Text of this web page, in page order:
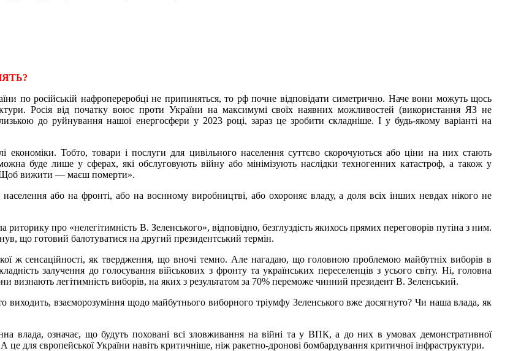
по російській нафропереробці не припиняться, то рф почне відповідати симетрично. Наче вони можуть щось
Росія від початку воює проти України на максимумі своїх наявних можливостей (використання ЯЗ не
до руйнування нашої енергосфери у 2023 році, зараз це зробити складніше. І у будь-якому варіанті на
економіки. Тобто, товари і послуги для цивільного населення суттєво скорочуються або ціни на них стають
буде лише у сферах, які обслуговують війну або мінімізують наслідки техногенних катастроф, а також у
Щоб вижити — маєш померти».
або на фронті, або на воєнному виробництві, або охороняє владу, а доля всіх інших невдах нікого не
про «нелегітимність В. Зеленського», відповідно, безглуздість якихось прямих переговорів путіна з ним.
що готовий балотуватися на другий президентський термін.
сенсаційності, як твердження, що вночі темно. Але нагадаю, що головною проблемою майбутніх виборів в
залучення до голосування військових з фронту та українських переселенців з усього світу. Ні, головна
визнають легітимність виборів, на яких з результатом за 70% переможе чинний президент В. Зеленський.
взаєморозуміння щодо майбутнього виборного тріумфу Зеленського вже досягнуто? Чи наша влада, як
влада, означає, що будуть поховані всі зловживання на війні та у ВПК, а до них в умовах демонстративної
для європейської України навіть критичніше, ніж ракетно-дронові бомбардування критичної інфраструктури.